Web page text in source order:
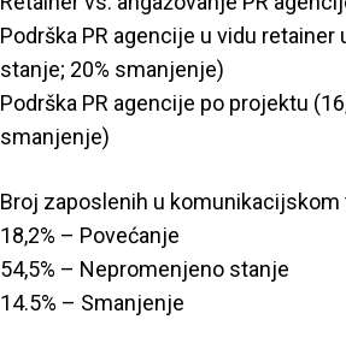
Podrška PR agencije u vidu
stanje; 20% smanjenje)
Podrška PR agencije po projektu
smanjenje)
Broj zaposlenih u komunikacijskom
18,2% – Povećanje
54,5% – Nepromenjeno stanje
14.5% – Smanjenje